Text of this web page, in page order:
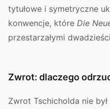
tytułowe i symetryczne
konwencje, które Die
przestarzałymi
Zwrot: dlaczego
Zwrot Tschicholda nie